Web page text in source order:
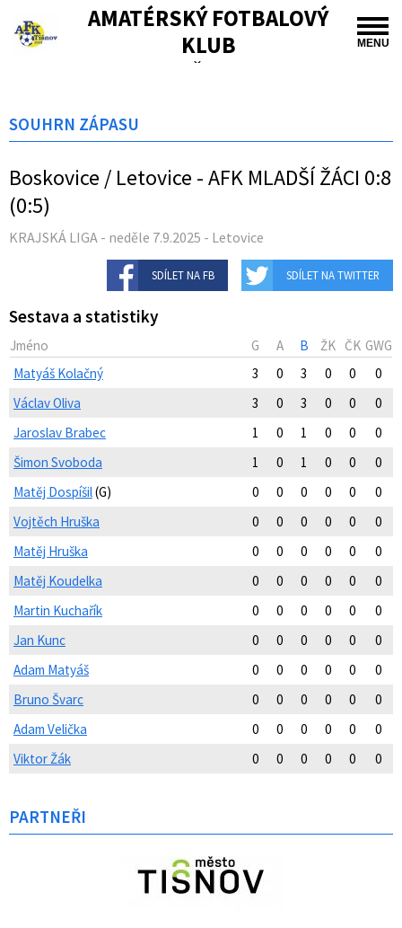
MENU
AMATÉRSKÝ FOTBALOVÝ
KLUB
TIŠNOV
SOUHRN ZÁPASU
Boskovice / Letovice - AFK MLADŠÍ ŽÁCI 0:8
(0:5)
KRAJSKÁ LIGA - neděle 7.9.2025 - Letovice
SDÍLET NA FB SDÍLET NA TWITTER
Sestava a statistiky
Jméno G A B ŽK ČK GWG
Matyáš Kolačný
3 0 3 0 0
0
Václav Oliva
3 0 3 0 0
0
Jaroslav Brabec
1 0 1 0 0
0
Šimon Svoboda
1 0 1 0 0
0
Matěj Dospíšil(G) 0 0 0 0 0
0
Vojtěch Hruška
0 0 0 0 0
0
Matěj Hruška
0 0 0 0 0
0
Matěj Koudelka
0 0 0 0 0
0
Martin Kuchařík
0 0 0 0 0
0
Jan Kunc
0 0 0 0 0
0
Adam Matyáš
0 0 0 0 0
0
Bruno Švarc
0 0 0 0 0
0
Adam Velička
0 0 0 0 0
0
Viktor Žák
0 0 0 0 0 0
PARTNEŘI